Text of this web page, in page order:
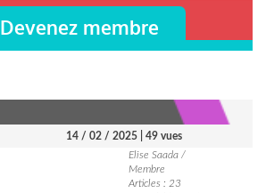
Devenez membre
14 / 02 / 2025 | 49 vues
Elise Saada /
Membre
Articles : 23